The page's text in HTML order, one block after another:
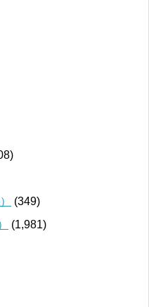
(349)
(1,981)